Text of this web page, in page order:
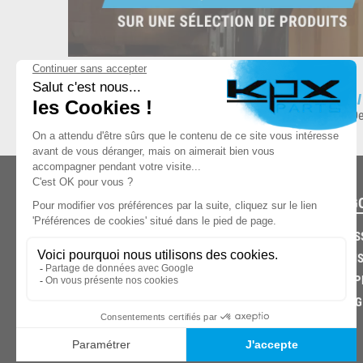
ESPACE DE STOCKAGE
8.500 produits en stock
03.85.32.96.74
© 2026 - KPX PARTS - SITE CRÉÉ PARLET'S CLIC